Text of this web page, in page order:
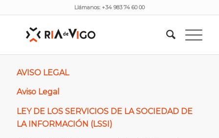
Llámanos: +34 983 74 60 00
Aviso Legal
AVISO LEGAL
Aviso Legal
LEY DE LOS SERVICIOS DE LA SOCIEDAD DE
LA INFORMACIÓN (LSSI)